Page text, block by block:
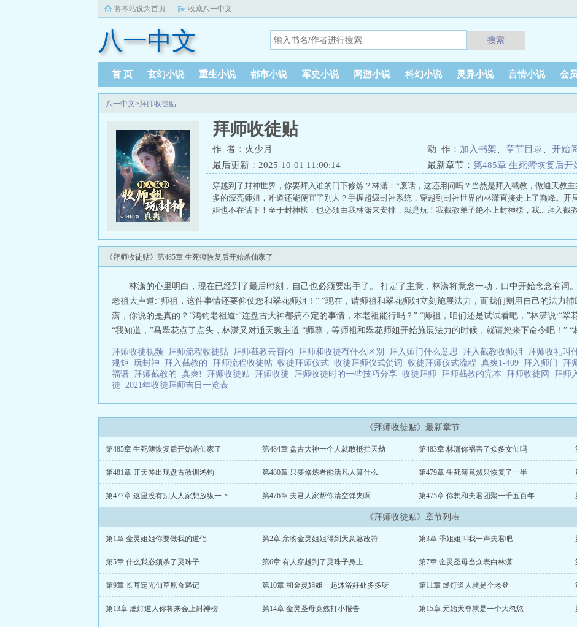
将本站设为首页 收藏八一中文
八一中文 搜索
首 页 玄幻小说 重生小说 都市小说 军史小说 网游小说 科幻小说 灵异小说 言情小说 会
八一中文>拜师收徒贴
拜师收徒贴
作 者：火少月 动 作： 加入书架 章节目录
开始
最后更新：2025-10-01 11:00:14
最新章节： 第485章 生死簿恢复后开
穿越到了封神世界，你要拜入谁的门下修炼？林潇：“废话，这还用问吗？当然是拜入截教，做通天教
多的漂亮师姐，难道还能便宜了别人？手握超级封神系统，穿越到封神世界的林潇直接走上了巅峰。开
姐也不在话下！至于封神榜，也必须由我林潇来安排，就是玩！我截教弟子绝不上封神榜，我... 拜入截
《拜师收徒贴》第485章 生死簿恢复后开始杀仙家了
林潇的心里明白，现在已经到了最后时刻，自己也必须要出手了。 打定了主意，林潇将意念一动，口中开始念念有词
老祖大声道:“师祖，这件事情还要仰仗您和翠花师姐！” “现在，请师祖和翠花师姐立刻施展法力，而我们则用自己的法力
潇，你说的是真的？”鸿钧老祖道:“连盘古大神都搞不定的事情，本老祖能行吗？” “师祖，咱们还是试试看吧，”林潇说:“翠
“我知道，”马翠花点了点头，林潇又对通天教主道:“师尊，等师祖和翠花师姐开始施展法力的时候，就请您来下命令吧！”
拜师收徒视频 拜师流程收徒贴 拜师截教云霄的 拜师和收徒有什么区别 拜入师门什么意思 拜入截教收师姐 拜师收礼叫
规矩 玩封神 拜入截教的 拜师流程收徒帖 收徒拜师仪式 收徒拜师仪式贺词 收徒拜师仪式流程 真爽1-409 拜入师门 拜
福语 拜师截教的 真爽! 拜师收徒贴 拜师收徒 拜师收徒时的一些技巧分享 收徒拜师 拜师截教的完本 拜师收徒网 拜师
徒 2021年收徒拜师吉日一览表
《拜师收徒贴》最新章节
第485章 生死簿恢复后开始杀仙家了 第484章 盘古大神一个人就敢抵挡天劫 第483章 林潇你祸害了众多女仙吗
第481章 开天斧出现盘古教训鸿钧 第480章 只要修炼者能活凡人算什么 第479章 生死簿竟然只恢复了一半
第477章 这里没有别人人家想放纵一下 第476章 夫君人家帮你清空弹夹啊 第475章 你想和夫君团聚一千五百年
《拜师收徒贴》章节列表
第1章 金灵姐姐你要做我的道侣 第2章 亲吻金灵姐姐得到天意篡改符 第3章 乖姐姐叫我一声夫君吧
第5章 什么我必须杀了灵珠子 第6章 有人穿越到了灵珠子身上 第7章 金灵圣母当众表白林潇
第9章 长耳定光仙草原奇遇记 第10章 和金灵姐姐一起沐浴好处多多呀 第11章 燃灯道人就是个老登
第13章 燃灯道人你将来会上封神榜 第14章 金灵圣母竟然打小报告 第15章 元始天尊就是一个大忽悠